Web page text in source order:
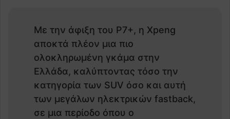
Με την άφιξη του P7+, η Xpeng
αποκτά πλέον μια πιο
ολοκληρωμένη γκάμα στην
Ελλάδα, καλύπτοντας τόσο την
κατηγορία των SUV όσο και αυτή
των μεγάλων ηλεκτρικών fastback,
σε μια περίοδο όπου ο